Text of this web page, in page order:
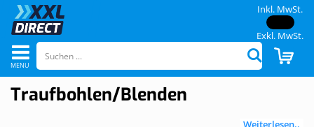
Navigation
umschalten SuchenCART
Inkl. MwSt.
Exkl. MwSt.
Weiterlesen..
Traufbohlen/Blenden